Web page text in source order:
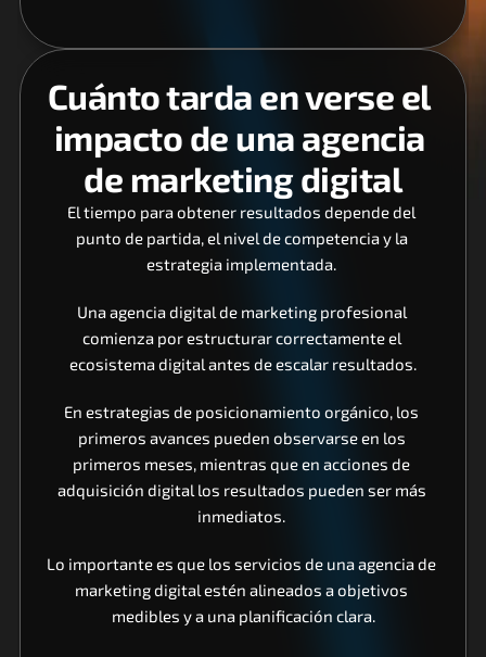
Cuánto tarda en verse el
impacto de una agencia
de marketing digital
El tiempo para obtener resultados depende del
punto de partida, el nivel de competencia y la
estrategia implementada.
Una agencia digital de marketing profesional
comienza por estructurar correctamente el
ecosistema digital antes de escalar resultados.
En estrategias de posicionamiento orgánico, los
primeros avances pueden observarse en los
primeros meses, mientras que en acciones de
adquisición digital los resultados pueden ser más
inmediatos.
Lo importante es que los servicios de una agencia de
marketing digital estén alineados a objetivos
medibles y a una planificación clara.